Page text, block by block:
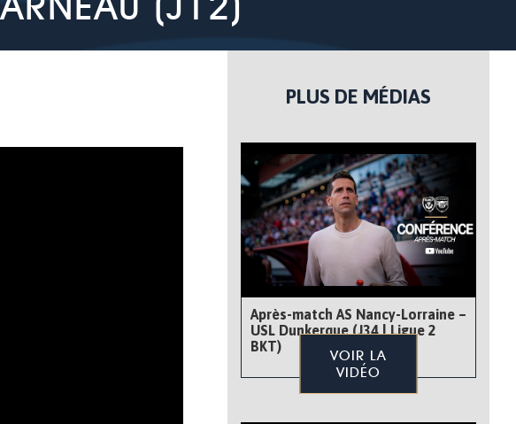
PLUS DE MÉDIAS
Après-match AS Nancy-Lorraine –
USL Dunkerque (J34 | Ligue 2
BKT)
VOIR LA
VIDÉO